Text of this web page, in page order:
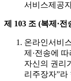
서비스제공
제 103 조 (복제·전
온라인서비
제·전송에
자신의 권리
리주장자”